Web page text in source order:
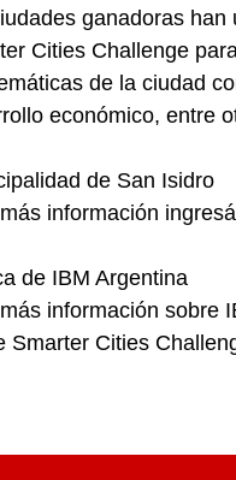
ganadoras
Cities Challenge
de la ciudad
económico, entre
de San Isidro
información
de IBM Argentina
información sobre
Smarter Cities